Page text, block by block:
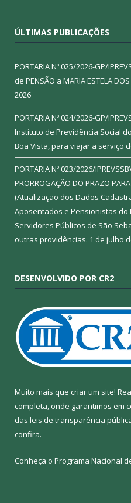
ÚLTIMAS PUBLICAÇÕES
PORTARIA Nº 025/2026-GP/
de PENSÃO a MARIA ESTELA
2026
PORTARIA Nº 024/2026-GP/
Instituto de Previdência Social
Boa Vista, para viajar a serviço
PORTARIA Nº 023/2026/
PRORROGAÇÃO DO PRAZO
(Atualização dos Dados
Aposentados e Pensionistas
Servidores Públicos de São
outras providências. 1 de julho
DESENVOLVIDO POR CR2
Muito mais que criar um site!
completa, onde garantimos em
das leis de transparência
confira.
Conheça o Programa Nacional